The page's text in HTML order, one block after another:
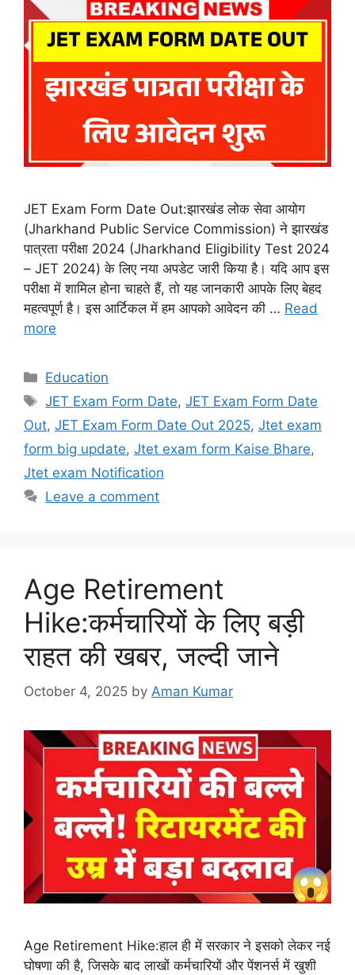
JET Exam Form Date Out:झारखंड लोक सेवा आयोग
(Jharkhand Public Service Commission) ने झारखंड
पात्रता परीक्षा 2024 (Jharkhand Eligibility Test 2024
– JET 2024) के लिए नया अपडेट जारी किया है। यदि आप इस
परीक्षा में शामिल होना चाहते हैं, तो यह जानकारी आपके लिए बेहद
महत्वपूर्ण है। इस आर्टिकल में हम आपको आवेदन की … Read
more
Categories
Education
Tags
JET Exam Form Date,JET Exam Form Date
Out, JET Exam Form Date Out 2025, Jtet exam
form big update, Jtet exam form Kaise Bhare,
Jtet exam Notification
Leave a comment
Age Retirement
Hike:कर्मचारियों के लिए बड़ी
राहत की खबर, जल्दी जाने
October 4, 2025 by Aman Kumar
Age Retirement Hike:हाल ही में सरकार ने इसको लेकर नई
घोषणा की है, जिसके बाद लाखों कर्मचारियों और पेंशनर्स में खुशी